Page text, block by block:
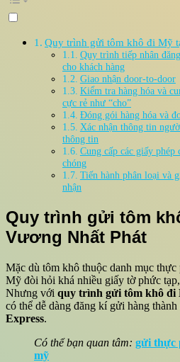
Quy trình gửi tôm khô đi Mỹ
Quy trình tiếp nhân
cho khách hàng
Giao nhận door-to-door
Kiểm tra hàng hóa và
cực rẻ như “cho”
Đóng gói hàng hóa và
Xác nhận thông tin
thông tin
Cung cấp các giấy phép
chóng
Tiến hành phân loại và
nhận
Quy trình gửi tôm
Vương Nhất Phát
Mặc dù tôm khô thuộc danh mục
Mỹ đòi hỏi khá nhiều giấy tờ phức
Nhưng với quy trình gửi tôm khô đi
có thể dễ dàng đăng kí gửi hàng thành
Express.
Có thể bạn quan tâm: gửi thực
mỹ